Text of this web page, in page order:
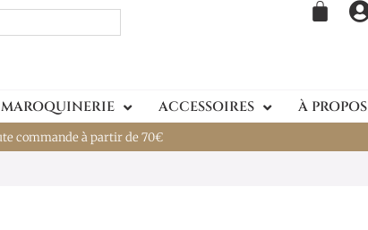
MAROQUINERIE ACCESSOIRES À PROPOS
commande à partir de 70€